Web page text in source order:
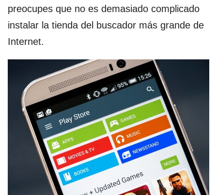
preocupes que no es demasiado complicado
instalar la tienda del buscador más grande de
Internet.